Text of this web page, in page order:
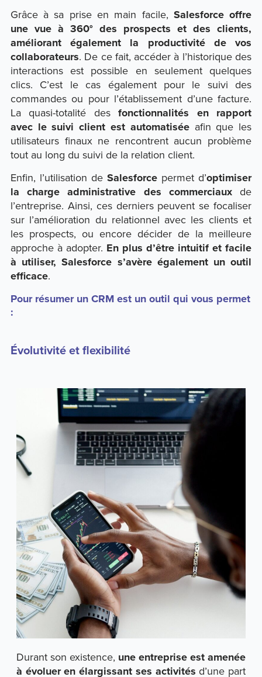
Grâce à sa prise en main facile, Salesforce offre
une vue à 360° des prospects et des clients,
améliorant également la productivité de vos
collaborateurs. De ce fait, accéder à l’historique des
interactions est possible en seulement quelques
clics. C’est le cas également pour le suivi des
commandes ou pour l’établissement d’une facture.
La quasi-totalité desfonctionnalités en rapport
avec le suivi client est automatiséeafin que les
utilisateurs finaux ne rencontrent aucun problème
tout au long du suivi de la relation client.
Enfin, l’utilisation deSalesforce permet d’optimiser
la charge administrative des commerciauxde
l’entreprise. Ainsi, ces derniers peuvent se focaliser
sur l’amélioration du relationnel avec les clients et
les prospects, ou encore décider de la meilleure
approche à adopter. En plus d’être intuitif et facile
à utiliser, Salesforce s’avère également un outil
efficace.
Pour résumer un CRM est un outil qui vous permet
:
Évolutivité et flexibilité
Durant son existence, une entreprise est amenée
à évoluer en élargissant ses activités d’une part